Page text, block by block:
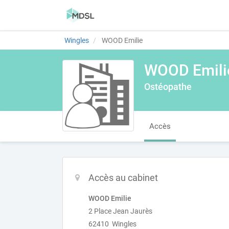
Wingles WOOD Emilie
WOOD
Ostéopathe
Accès
Accès au cabinet
WOOD Emilie
2 Place Jean Jaurès
62410 Wingles